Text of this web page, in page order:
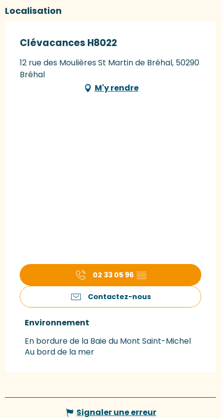
Localisation
Clévacances H8022
12 rue des Moulières St Martin de Bréhal, 50290
Bréhal
M'y rendre
02 33 05 96 ▒▒
Contactez-nous
Environnement
Environnement
En bordure de la Baie du Mont Saint-Michel
Au bord de la mer
Signaler une erreur